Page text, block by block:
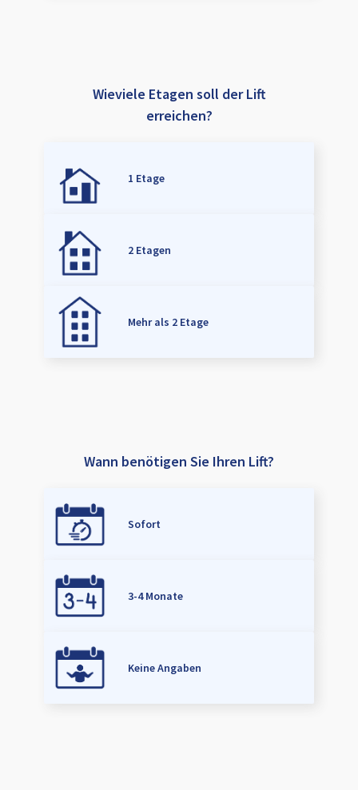
Wieviele Etagen soll der Lift
erreichen?
1 Etage
2 Etagen
Mehr als 2 Etage
Wann benötigen Sie Ihren Lift?
Sofort
3-4 Monate
Keine Angaben